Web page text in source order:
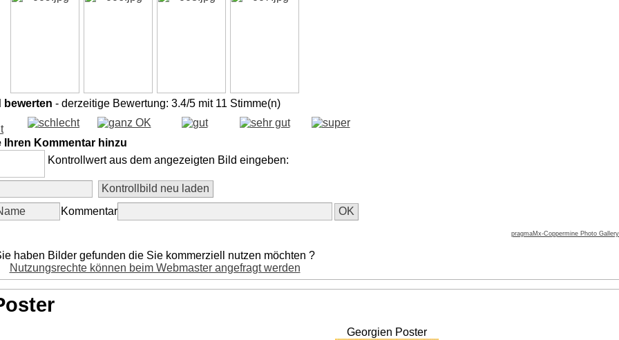
bewerten - derzeitige Bewertung: 3.4/5 mit 11 Stimme(n)
Ihren Kommentar hinzu
Kontrollwert aus dem angezeigten Bild eingeben:
Kommentar
pragmaMx-Coppermine Photo Gallery
haben Bilder gefunden die Sie kommerziell nutzen möchten ?
Nutzungsrechte können beim Webmaster angefragt werden
Georgien Poster